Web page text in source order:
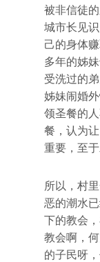
被非信徒
城市长见
己的身体
多年的姊
受洗过的
姊妹闹婚
领圣餐的
餐，认为
重要，至
所以，村
恶的潮水
下的教会
教会啊，
的子民呀